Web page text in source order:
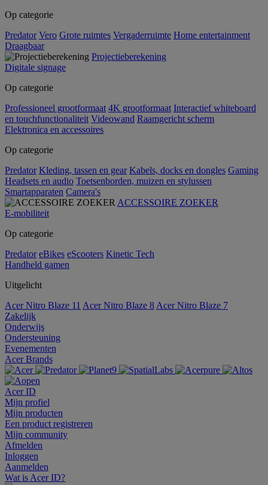
Op categorie
Predator Vero Grote ruimtes Vergaderruimte Home entertainment
Draagbaar
Projectieberekening
Digitale signage
Op categorie
Professioneel grootformaat 4K grootformaat Interactief whiteboard
en touchfunctionaliteit Videowand Raamgericht scherm
Elektronica en accessoires
Op categorie
Predator Kleding, tassen en gear Kabels, docks en dongles Gaming
Headsets en audio Toetsenborden, muizen en stylussen
Smartapparaten Camera's
ACCESSOIRE ZOEKER
E-mobiliteit
Op categorie
Predator eBikes eScooters Kinetic Tech
Handheld gamen
Uitgelicht
Acer Nitro Blaze 11 Acer Nitro Blaze 8 Acer Nitro Blaze 7
Zakelijk
Onderwijs
Ondersteuning
Evenementen
Acer Brands
Acer ID
Mijn profiel
Mijn producten
Een product registreren
Mijn community
Afmelden
Inloggen
Aanmelden
Wat is Acer ID?